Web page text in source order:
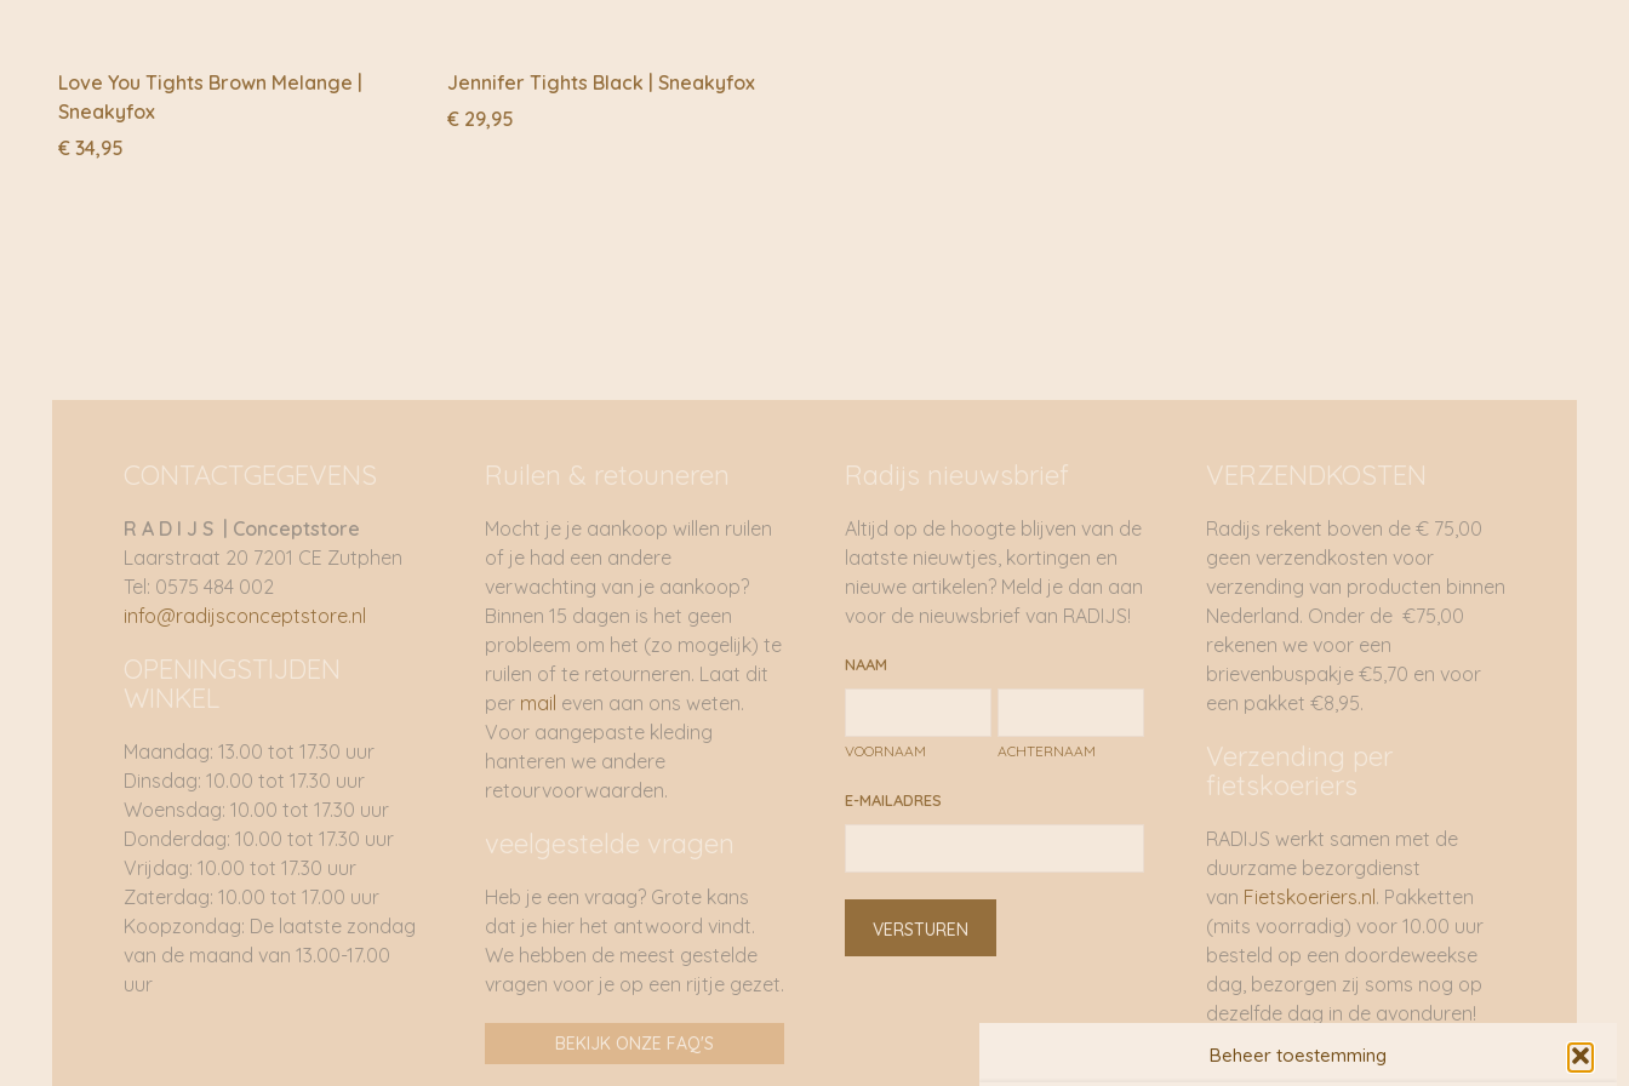
Beheer toestemming
Love You Tights Brown Melange |
Sneakyfox
€ 34,95
Jennifer Tights Black | Sneakyfox
€ 29,95
CONTACTGEGEVENS
R A D I J S | Conceptstore
Laarstraat 20 7201 CE Zutphen
Tel: 0575 484 002
info@radijsconceptstore.nl
OPENINGSTIJDEN
WINKEL
Maandag: 13.00 tot 17.30 uur
Dinsdag: 10.00 tot 17.30 uur
Woensdag: 10.00 tot 17.30 uur
Donderdag: 10.00 tot 17.30 uur
Vrijdag: 10.00 tot 17.30 uur
Zaterdag: 10.00 tot 17.00 uur
Koopzondag: De laatste zondag
van de maand van 13.00-17.00
uur
Ruilen & retouneren
Mocht je je aankoop willen ruilen
of je had een andere
verwachting van je aankoop?
Binnen 15 dagen is het geen
probleem om het (zo mogelijk) te
ruilen of te retourneren. Laat dit
permail even aan ons weten.
Voor aangepaste kleding
hanteren we andere
retourvoorwaarden.
veelgestelde vragen
Heb je een vraag? Grote kans
dat je hier het antwoord vindt.
We hebben de meest gestelde
vragen voor je op een rijtje gezet.
BEKIJK ONZE FAQ'S
Radijs nieuwsbrief
Altijd op de hoogte blijven van de
laatste nieuwtjes, kortingen en
nieuwe artikelen? Meld je dan aan
voor de nieuwsbrief van RADIJS!
NAAM
VOORNAAM ACHTERNAAM
E-MAILADRES
VERSTUREN
VERZENDKOSTEN
Radijs rekent boven de € 75,00
geen verzendkosten voor
verzending van producten binnen
Nederland. Onder de €75,00
rekenen we voor een
brievenbuspakje €5,70 en voor
een pakket €8,95.
Verzending per
fietskoeriers
RADIJS werkt samen met de
duurzame bezorgdienst
van Fietskoeriers.nl . Pakketten
(mits voorradig) voor 10.00 uur
besteld op een doordeweekse
dag, bezorgen zij soms nog op
dezelfde dag in de avonduren!
Brievenbuspakjes de volgende
dag. En waar mogelijk ook echt